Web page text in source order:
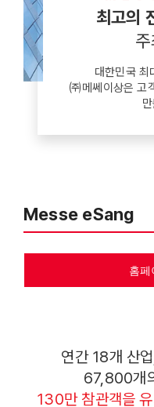
최고의
대한민국 최
㈜메쎄이상은 고
Messe eSang
홈페
연간 18개 산
67,800개
130만 참관객을